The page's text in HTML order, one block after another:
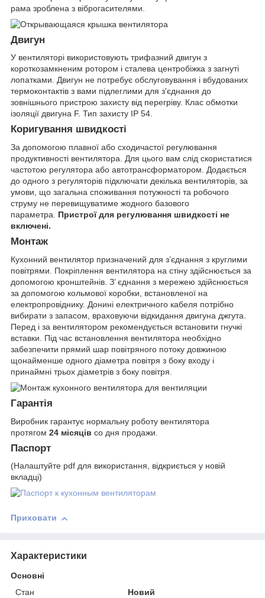
рама зроблена з віброгасителями.
Двигун
У вентиляторі використовують трифазний двигун з
короткозамкненим ротором і сталева центробіжка з загнуті
лопатками. Двигун не потребує обслуговування і вбудованих
термоконтактів з вами підлеглими для з'єднання до
зовнішнього пристрою захисту від перегріву. Клас обмотки
ізоляції двигуна F. Тип захисту IP 54.
Коригування швидкості
За допомогою плавної або сходичастої регулювання
продуктивності вентилятора. Для цього вам слід скористатися
частотою регулятора або автотрансформатором. Додається
до одного з регуляторів підключати декілька вентиляторів, за
умови, що загальна споживання потужності та робочого
струму не перевищуватиме жодного базового
параметра. Пристрої для регулювання швидкості не
включені.
Монтаж
Кухонний вентилятор призначений для з’єднання з круглими
повітрями. Покріплення вентилятора на стіну здійснюється за
допомогою кронштейнів. З’ єднання з мережею здійснюється
за допомогою кольмової коробки, встановленої на
електропровіднику. Донині електричного кабеля потрібно
вибирати з запасом, враховуючи відкидання двигуна джгута.
Перед і за вентилятором рекомендується встановити гнучкі
вставки. Під час встановлення вентилятора необхідно
забезпечити прямий шар повітряного потоку довжиною
щонайменше одного діаметра повітря з боку входу і
принаймні трьох діаметрів з боку повітря.
Гарантія
Виробник гарантує нормальну роботу вентилятора
протягом 24 місяців со дня продажи.
Паспорт
(Налаштуйте pdf для використання, відкриється у новій
вкладці)
Приховати
Характеристики
Основні
Стан
Новий